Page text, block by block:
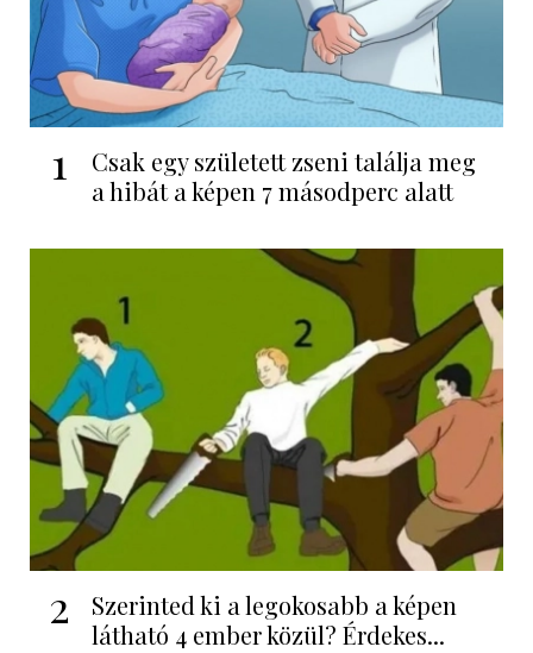
1
Csak egy született zseni találja meg
a hibát a képen 7 másodperc alatt
2
Szerinted ki a legokosabb a képen
látható 4 ember közül? Érdekes...